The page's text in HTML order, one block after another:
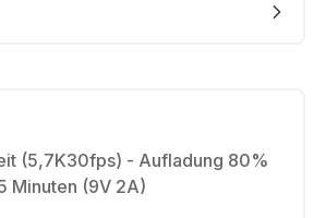
(5,7K30fps) - Aufladung 80%
Minuten (9V 2A)